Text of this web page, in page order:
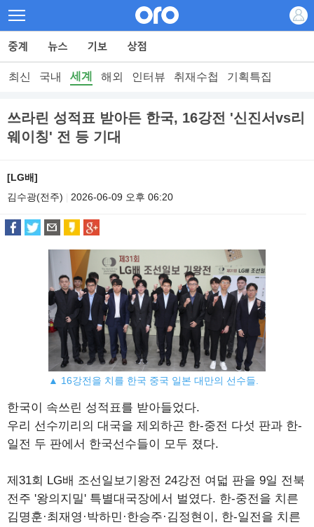
최신 국내 세계 해외 인터뷰 취재수첩 기획특집
쓰라린 성적표 받아든 한국, 16강전 '신진서vs리
웨이칭' 전 등 기대
[LG배]
김수광(전주)
2026-06-09 오후 06:20
▲ 16강전을 치를 한국 중국 일본 대만의 선수들.
한국이 속쓰린 성적표를 받아들었다.
우리 선수끼리의 대국을 제외하곤 한-중전 다섯 판과 한-
일전 두 판에서 한국선수들이 모두 졌다.
제31회 LG배 조선일보기왕전 24강전 여덟 판을 9일 전북
전주 '왕의지밀' 특별대국장에서 벌였다. 한-중전을 치른
김명훈·최재영·박하민·한승주·김정현이, 한-일전을 치른